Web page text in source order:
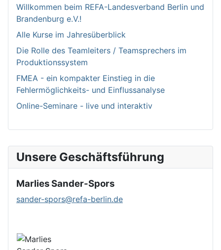
Unsere Geschäftsführung
Marlies Sander-Spors
sander-spors@refa-berlin.de
Willkommen bei­m REFA-Landesverband Berlin und
Brandenburg e.V.!
Alle Kurse im Jahresüberblick
Die Rolle des Teamleiters / Teamsprechers im
Produktionssystem
FMEA - ein kompakter Einstieg in die
Fehlermöglichkeits- und Einflussanalyse
Online-Seminare - live und interaktiv